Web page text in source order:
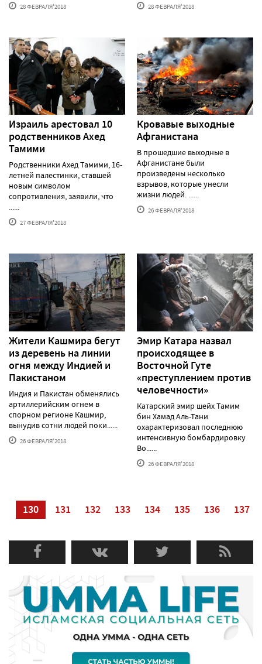
28 ФЕВРАЛЯ'2018 28 ФЕВРАЛЯ'2018
Израиль арестовал 10
родственников Ахед
Тамими
Родственники Ахед Тамими, 16-
летней палестинки, ставшей
новым символом
сопротивления, заявили, что
......
27 ФЕВРАЛЯ'2018
Кровавые выходные
Афганистана
В прошедшие выходные в
Афганистане были
произведены несколько
взрывов, которые унесли
жизни людей. ......
26 ФЕВРАЛЯ'2018
Жители Кашмира бегут
из деревень на линии
огня между Индией и
Пакистаном
Индия и Пакистан обменялись
артиллерийским огнем в
спорном регионе Кашмир,
вынудив сотни людей поки......
26 ФЕВРАЛЯ'2018
Эмир Катара назвал
происходящее в
Восточной Гуте
«преступлением против
человечности»
Катарский эмир шейх Тамим
бин Хамад Аль-Тани
охарактеризовал последнюю
интенсивную бомбардировку
Во......
26 ФЕВРАЛЯ'2018
130 131 132 133 134 135 136 137